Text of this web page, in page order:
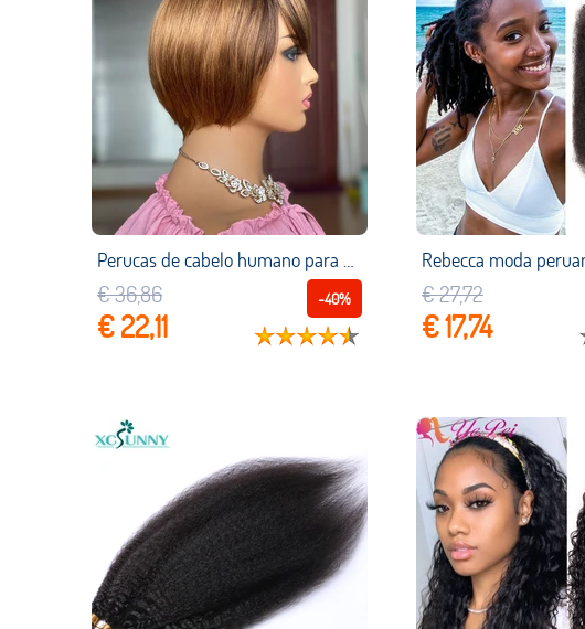
Perucas de cabelo humano para mulheres negras, peruca curta com franja de cabelo humano brasileiro, máquina completa bob ombre
-40%
€ 36,86
€ 22,11
€ 27,72
€ 17,74